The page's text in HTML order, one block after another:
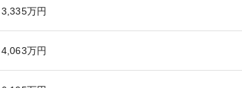
3,335万円
4,063万円